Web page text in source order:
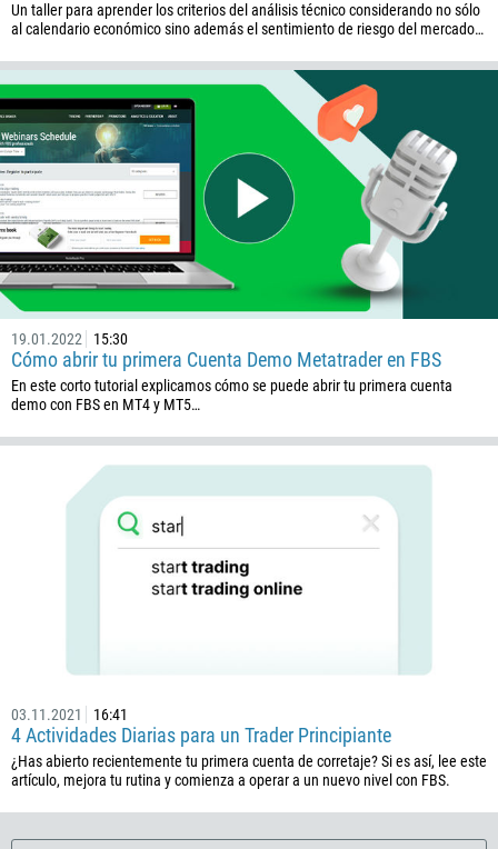
Un taller para aprender los criterios del análisis técnico considerando no sólo
al calendario económico sino además el sentimiento de riesgo del mercado…
19.01.2022 15:30
Cómo abrir tu primera Cuenta Demo Metatrader en FBS
En este corto tutorial explicamos cómo se puede abrir tu primera cuenta
demo con FBS en MT4 y MT5…
03.11.2021 16:41
4 Actividades Diarias para un Trader Principiante
¿Has abierto recientemente tu primera cuenta de corretaje? Si es así, lee este
artículo, mejora tu rutina y comienza a operar a un nuevo nivel con FBS.
236
56
86
61
61
57
269
242
243
682
506
357
420
593
20
503